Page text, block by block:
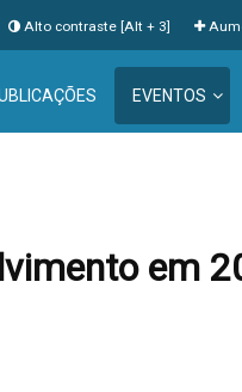
Alto contraste [Alt + 3]
EVENTOS
em